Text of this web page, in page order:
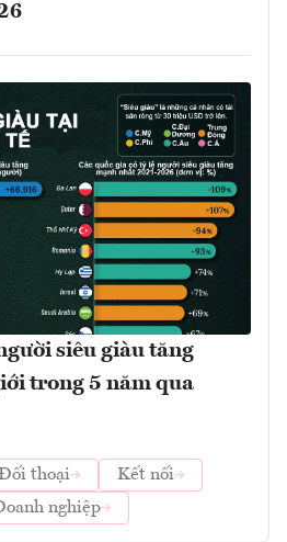
siêu giàu tăng
trong 5 năm qua
thoại
Kết nối
nghiệp